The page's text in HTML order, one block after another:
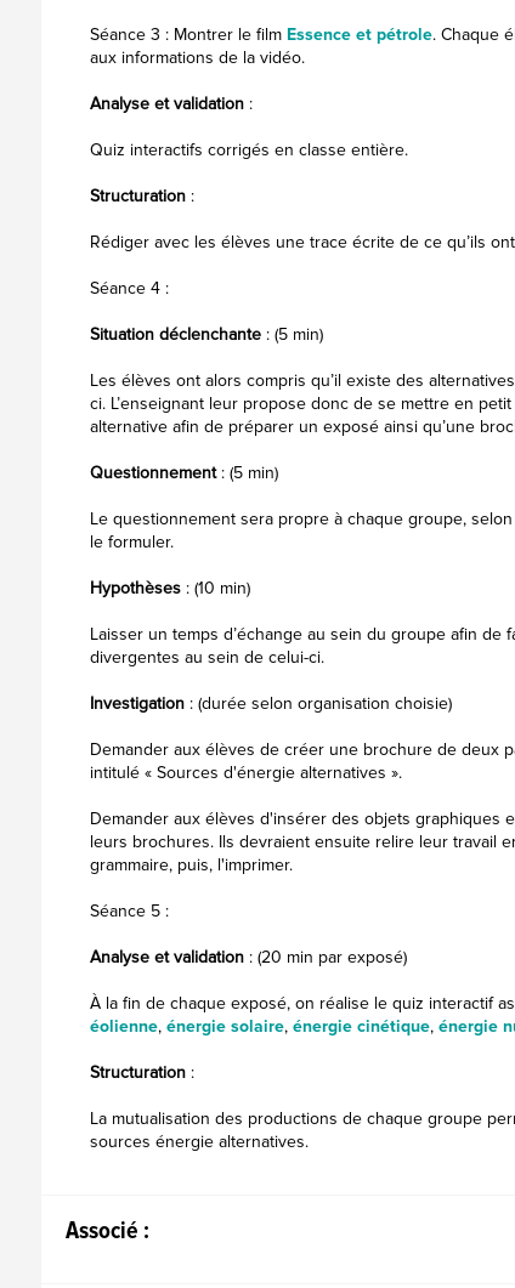
Séance 3 : Montrer le film Essence et pétrole. Chaque
aux informations de la vidéo.
Analyse et validation :
Quiz interactifs corrigés en classe entière.
Structuration :
Rédiger avec les élèves une trace écrite de ce qu’ils
Séance 4 :
Situation déclenchante : (5 min)
Les élèves ont alors compris qu’il existe des
ci. L’enseignant leur propose donc de se mettre en
alternative afin de préparer un exposé ainsi qu’une
Questionnement: (5 min)
Le questionnement sera propre à chaque groupe,
le formuler.
Hypothèses : (10 min)
Laisser un temps d’échange au sein du groupe afin
divergentes au sein de celui-ci.
Investigation : (durée selon organisation choisie)
Demander aux élèves de créer une brochure de deux
intitulé « Sources d'énergie alternatives ».
Demander aux élèves d'insérer des objets graphiques
leurs brochures. Ils devraient ensuite relire leur travail
grammaire, puis, l'imprimer.
Séance 5 :
Analyse et validation : (20 min par exposé)
À la fin de chaque exposé, on réalise le quiz interactif
éolienne, énergie solaire, énergie cinétique, énergie
Structuration :
La mutualisation des productions de chaque groupe
sources énergie alternatives.
Associé :